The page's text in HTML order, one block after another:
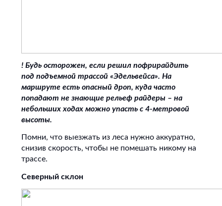
! Будь осторожен, если решил пофрирайдить
под подъемной трассой «Эдельвейса». На
маршруте есть опасный дроп, куда часто
попадают не знающие рельеф райдеры – на
небольших ходах можно упасть с 4-метровой
высоты.
Помни, что выезжать из леса нужно аккуратно,
снизив скорость, чтобы не помешать никому на
трассе.
Северный склон